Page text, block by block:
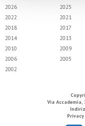
2026 2025
2022
2021
2018
2017
2014
2013
2010
2009
2006
2005
2002
Via Accademia,